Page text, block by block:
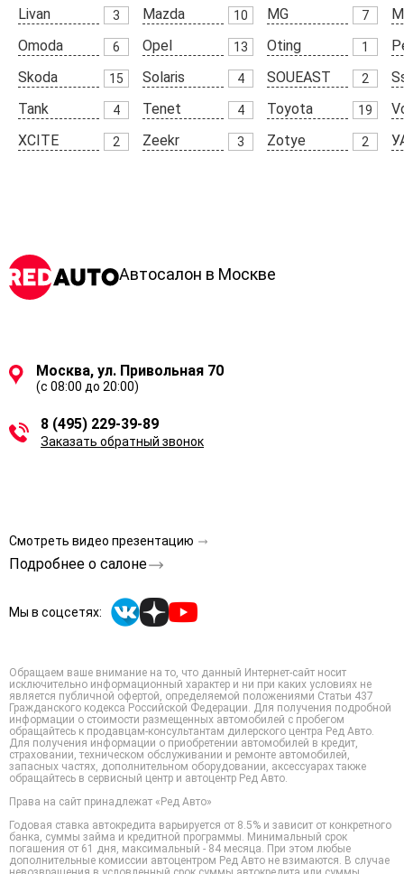
Livan 3 Mazda 10 MG 7
Omoda
6 Opel 13 Oting 1
Skoda
15 Solaris 4 SOUEAST 2
Tank
4 Tenet 4 Toyota 19
XCITE
2 Zeekr 3 Zotye 2
Автосалон в Москве
Москва, ул. Привольная 70
(с 08:00 до 20:00)
8 (495) 229-39-89
Заказать обратный звонок
Смотреть видео презентацию
Подробнее о салоне
Мы в соцсетях:
Обращаем ваше внимание на то, что данный Интернет-сайт носит
исключительно информационный характер и ни при каких условиях не
является публичной офертой, определяемой положениями Статьи 437
Гражданского кодекса Российской Федерации. Для получения подробной
информации о стоимости размещенных автомобилей с пробегом
обращайтесь к продавцам-консультантам дилерского центра Ред Авто.
Для получения информации о приобретении автомобилей в кредит,
страховании, техническом обслуживании и ремонте автомобилей,
запасных частях, дополнительном оборудовании, аксессуарах также
обращайтесь в сервисный центр и автоцентр Ред Авто.
Права на сайт принадлежат «Ред Авто»
Годовая ставка автокредита варьируется от 8.5% и зависит от конкретного
банка, суммы займа и кредитной программы. Минимальный срок
погашения от 61 дня, максимальный - 84 месяца. При этом любые
дополнительные комиссии автоцентром Ред Авто не взимаются. В случае